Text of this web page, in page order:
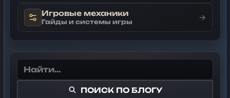
Игровые механики
Гайды и системы игры →
ПОИСК ПО БЛОГУ